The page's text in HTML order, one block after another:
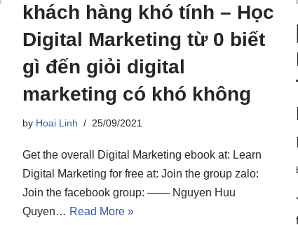
khách hàng khó tính – Học
Digital Marketing từ 0 biết
gì đến giỏi digital
marketing có khó không
by Hoai Linh 25/09/2021
Get the overall Digital Marketing ebook at: Learn
Digital Marketing for free at: Join the group zalo:
Join the facebook group: —— Nguyen Huu
Quyen… Read More »